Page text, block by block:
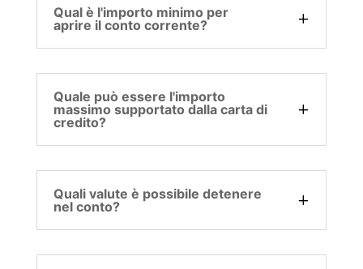
Qual è l'importo minimo per
aprire il conto corrente?
Quale può essere l'importo
massimo supportato dalla carta di
credito?
Quali valute è possibile detenere
nel conto?